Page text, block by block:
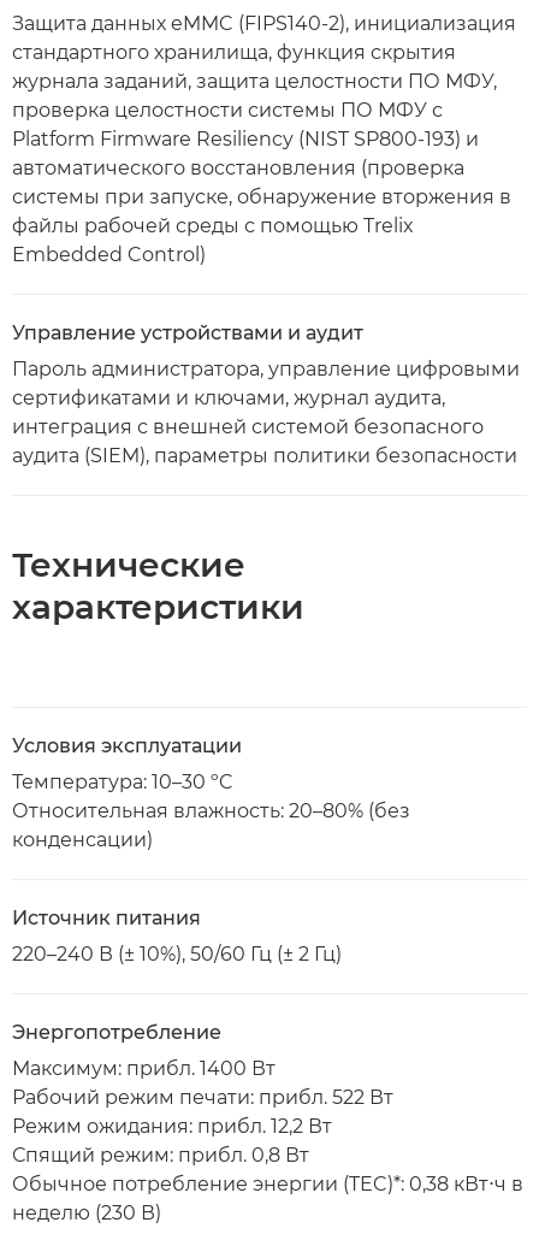
Защита данных eMMC (FIPS140-2), инициализация
стандартного хранилища, функция скрытия
журнала заданий, защита целостности ПО МФУ,
проверка целостности системы ПО МФУ с
Platform Firmware Resiliency (NIST SP800-193) и
автоматического восстановления (проверка
системы при запуске, обнаружение вторжения в
файлы рабочей среды с помощью Trelix
Embedded Control)
Управление устройствами и аудит
Пароль администратора, управление цифровыми
сертификатами и ключами, журнал аудита,
интеграция с внешней системой безопасного
аудита (SIEM), параметры политики безопасности
Технические
характеристики
Условия эксплуатации
Температура: 10–30 ºC
Относительная влажность: 20–80% (без
конденсации)
Источник питания
220–240 В (± 10%), 50/60 Гц (± 2 Гц)
Энергопотребление
Максимум: прибл. 1400 Вт
Рабочий режим печати: прибл. 522 Вт
Режим ожидания: прибл. 12,2 Вт
Спящий режим: прибл. 0,8 Вт
Обычное потребление энергии (TEC)*: 0,38 кВт⋅ч в
неделю (230 В)